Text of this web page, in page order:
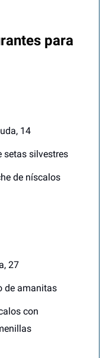
para
14
setas silvestres
de níscalos
27
de amanitas
con